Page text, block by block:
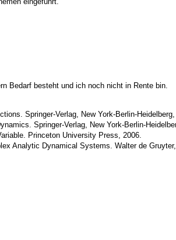
Bedarf besteht und ich noch nicht in Rente bin.
Springer-Verlag, New York-Berlin-Heidelberg,
Springer-Verlag, New York-Berlin-
Princeton University Press, 2006.
Analytic Dynamical Systems. Walter de